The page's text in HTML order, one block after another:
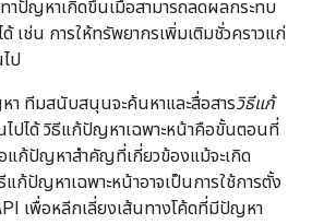
าปัญหาเกิดขึ้นเมื่อสามารถลดผลกระทบ
เช่น การให้ทรัพยากรเพิ่มเติมชั่วคราวแก่
ป
า ทีมสนับสนุนจะค้นหาและสื่อสารวิธีแก้
ไปได้ วิธีแก้ปัญหาเฉพาะหน้าคือขั้นตอนที่
แก้ปัญหาสำคัญที่เกี่ยวข้องแม้จะเกิด
ก้ปัญหาเฉพาะหน้าอาจเป็นการใช้การตั้ง
เพื่อหลีกเลี่ยงเส้นทางโค้ดที่มีปัญหา